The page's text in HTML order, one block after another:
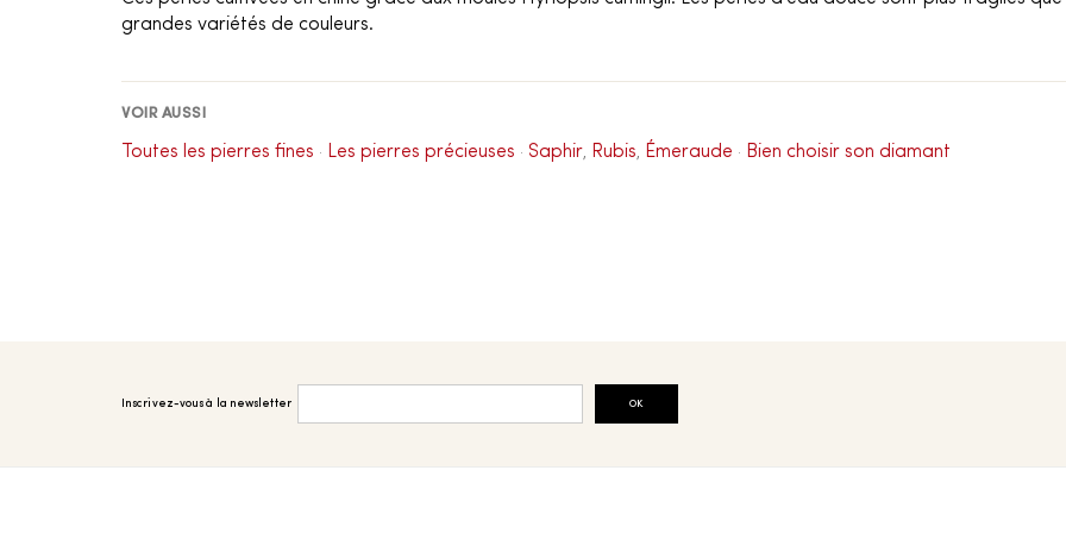
grandes variétés de couleurs.
VOIR AUSSI
Toutes les pierres fines · Les pierres précieuses · Saphir, Rubis, Émeraude · Bien choisir son diamant
Inscrivez-vous à la newsletter OK